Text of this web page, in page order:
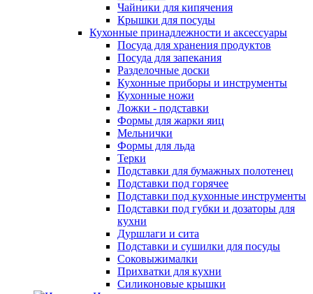
Чайники для кипячения
Крышки для посуды
Кухонные принадлежности и аксессуары
Посуда для хранения продуктов
Посуда для запекания
Разделочные доски
Кухонные приборы и инструменты
Кухонные ножи
Ложки - подставки
Формы для жарки яиц
Мельнички
Формы для льда
Терки
Подставки для бумажных полотенец
Подставки под горячее
Подставки под кухонные инструменты
Подставки под губки и дозаторы для
кухни
Дуршлаги и сита
Подставки и сушилки для посуды
Соковыжималки
Прихватки для кухни
Силиконовые крышки